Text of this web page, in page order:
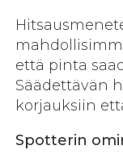
että pinta
Säädettävän
korjauksiin
Spotterin